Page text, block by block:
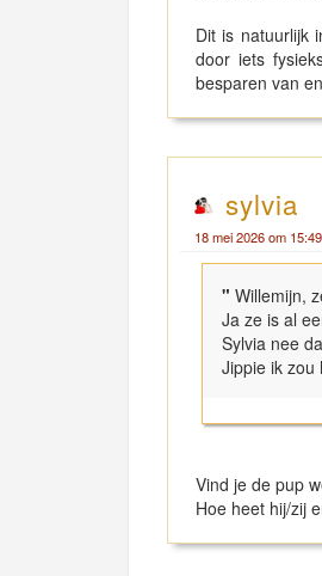
Dit is natuurlijk
door iets
besparen van
sylvia
18 mei 2026 om 15:49
" Willemijn,
Ja ze is al
Sylvia nee
Jippie ik zou
Vind je de pup
Hoe heet hij/zij